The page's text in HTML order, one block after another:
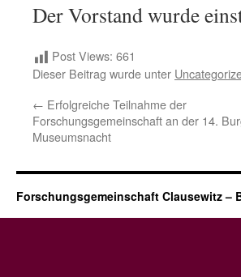
Der Vorstand wurde
Post Views: 661
Dieser Beitrag wurde unter
← Erfolgreiche Teilnahme der
Forschungsgemeinschaft an der 14.
Museumsnacht
Forschungsgemeinschaft Clausewitz –